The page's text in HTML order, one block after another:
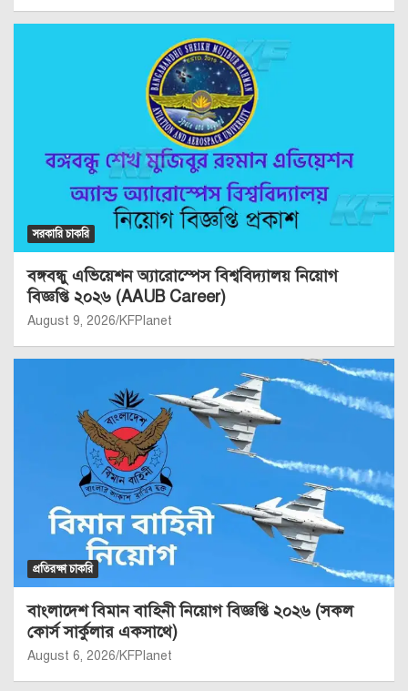
সরকারি চাকরি
বঙ্গবন্ধু এভিয়েশন অ্যারোস্পেস বিশ্ববিদ্যালয় নিয়োগ
বিজ্ঞপ্তি ২০২৬ (AAUB Career)
August 9, 2026 KFPlanet
প্রতিরক্ষা চাকরি
বাংলাদেশ বিমান বাহিনী নিয়োগ বিজ্ঞপ্তি ২০২৬ (সকল
কোর্স সার্কুলার একসাথে)
August 6, 2026 KFPlanet